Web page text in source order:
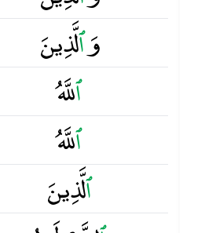
وَٱلَّذِينَ
ٱللَّهُ
ٱللَّهُ
ٱلَّذِينَ